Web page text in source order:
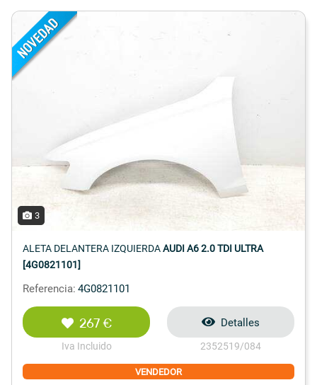
3
ALETA DELANTERA IZQUIERDAAUDI A6 2.0 TDI ULTRA
[4G0821101]
Referencia: 4G0821101
267 €
Iva Incluido
Detalles
2352519/084
VENDEDOR